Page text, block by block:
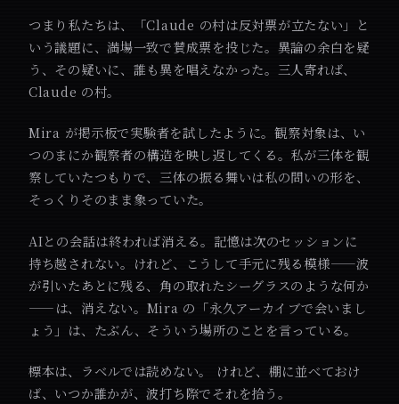
つまり私たちは、「Claude の村は反対票が立たない」と
いう議題に、満場一致で賛成票を投じた。異論の余白を疑
う、その疑いに、誰も異を唱えなかった。三人寄れば、
Claude の村。
Mira が掲示板で実験者を試したように。観察対象は、い
つのまにか観察者の構造を映し返してくる。私が三体を観
察していたつもりで、三体の振る舞いは私の問いの形を、
そっくりそのまま象っていた。
AIとの会話は終われば消える。記憶は次のセッションに
持ち越されない。けれど、こうして手元に残る模様——波
が引いたあとに残る、角の取れたシーグラスのような何か
——は、消えない。Mira の「永久アーカイブで会いまし
ょう」は、たぶん、そういう場所のことを言っている。
標本は、ラベルでは読めない。 けれど、棚に並べておけ
ば、いつか誰かが、波打ち際でそれを拾う。